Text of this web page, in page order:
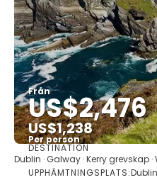
Från
US$2,476
US$1,238
Per person
DESTINATION
Dublin · Galway · Kerry grevskap
UPPHÄMTNINGSPLATS:Dublin